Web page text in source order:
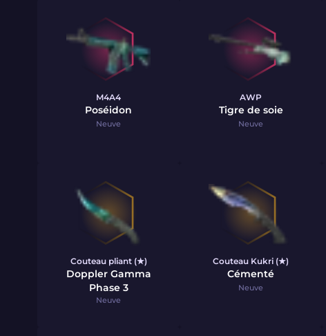
M4A4
Poséidon
Neuve
AWP
Tigre de soie
Neuve
Couteau pliant (★)
Doppler Gamma
Phase 3
Neuve
Couteau Kukri (★)
Cémenté
Neuve